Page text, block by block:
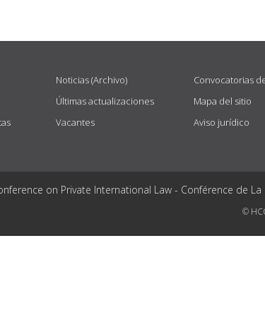
Noticias (Archivo)
Últimas actualizaciones
Vacantes
Convocatorias
Mapa del sitio
Aviso jurídico
on Private International Law - Conférence de
©